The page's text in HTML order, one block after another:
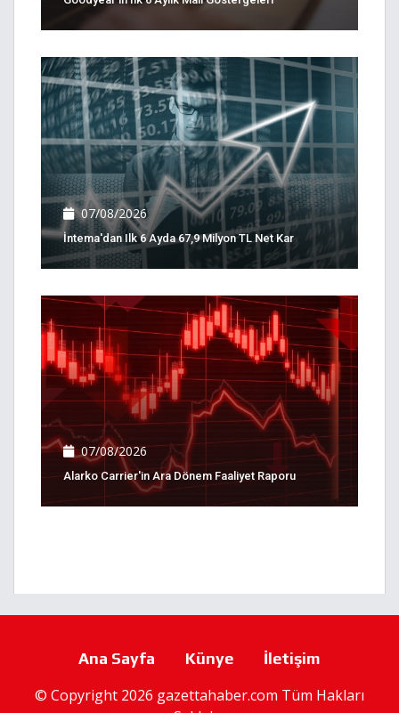
07/08/2026
İntema'dan Ilk 6 Ayda 67,9 Milyon TL Net Kar
07/08/2026
Alarko Carrier'in Ara Dönem Faaliyet Raporu
Ana Sayfa Künye İletişim
© Copyright 2026 gazettahaber.com Tüm Hakları